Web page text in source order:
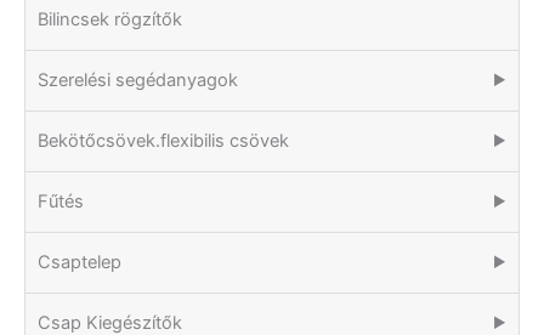
Bilincsek rögzítők
Szerelési segédanyagok ▶
Bekötőcsövek.flexibilis csövek ▶
Fűtés ▶
Csaptelep ▶
Csap Kiegészítők ▶